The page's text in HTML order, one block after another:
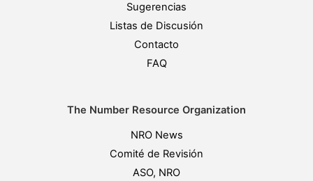
Sugerencias
Listas de Discusión
Contacto
FAQ
The Number Resource Organization
NRO News
Comité de Revisión
ASO, NRO